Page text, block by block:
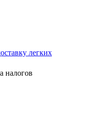
легких
налогов